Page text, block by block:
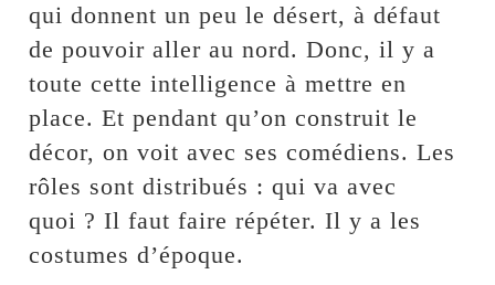
qui donnent un peu le désert, à défaut
de pouvoir aller au nord. Donc, il y a
toute cette intelligence à mettre en
place. Et pendant qu’on construit le
décor, on voit avec ses comédiens. Les
rôles sont distribués : qui va avec
quoi ? Il faut faire répéter. Il y a les
costumes d’époque.